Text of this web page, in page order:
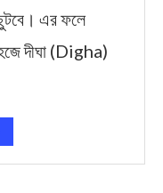
এর ফলে
দীঘা (Digha)